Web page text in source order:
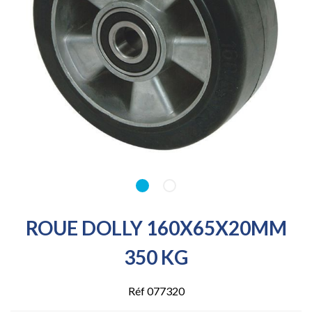
ROUE DOLLY 160X65X20MM
350 KG
Réf 077320